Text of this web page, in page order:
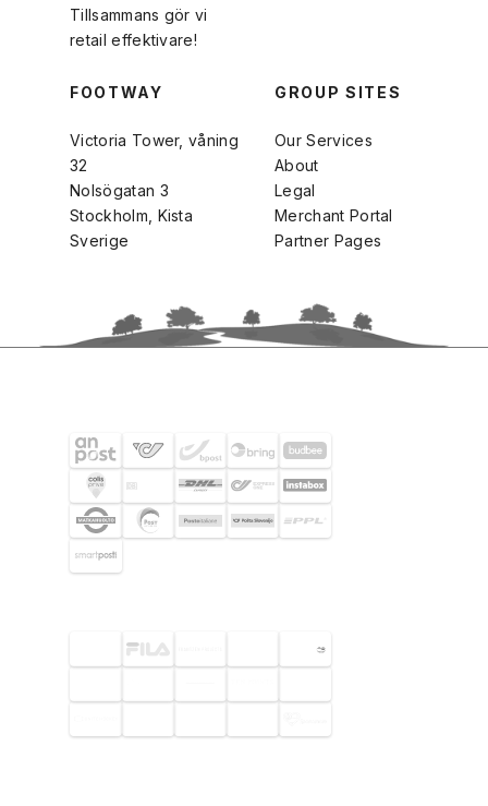
Tillsammans gör vi
retail effektivare!
FOOTWAY
Victoria Tower, våning
32
Nolsögatan 3
Stockholm, Kista
Sverige
GROUP SITES
Our Services
About
Legal
Merchant Portal
Partner Pages